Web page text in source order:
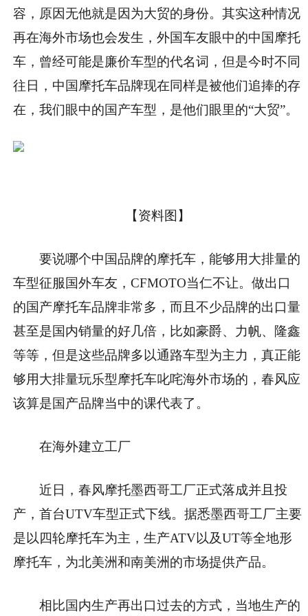
容，原因无他就是因为大贸的身份。其实这种情况
再在海外市场也会发生，外国车友眼中的中国摩托
车，曾经可能是廉价车型的代名词，但是今时不同
往日，中国摩托车品牌现在同样是被他们追捧的存
在，我们眼中的国产车型，是他们眼里的“大贸”。
【资料图】
要说哪个中国品牌的摩托车，能够用大排量的
车型征服国外车友，CFMOTO当仁不让。做出口
的国产摩托车品牌非常多，而且不少品牌的出口量
甚至是国内销量的好几倍，比如豪爵、力帆、隆鑫
等等，但是这些品牌多以通路车型为主力，真正能
够用大排量玩乐型摩托车叱咤海外市场的，春风应
该算是国产品牌当中的课代表了。
在海外建立工厂
近日，春风摩托墨西哥工厂正式落成并且投
产，首台UTV车型正式下线。据悉墨西哥工厂主要
是以四轮摩托车为主，生产ATV以及UT等全地形
摩托车，为北美洲和南美洲的市场提供产品。
相比国内生产再出口过去的方式，当地生产的